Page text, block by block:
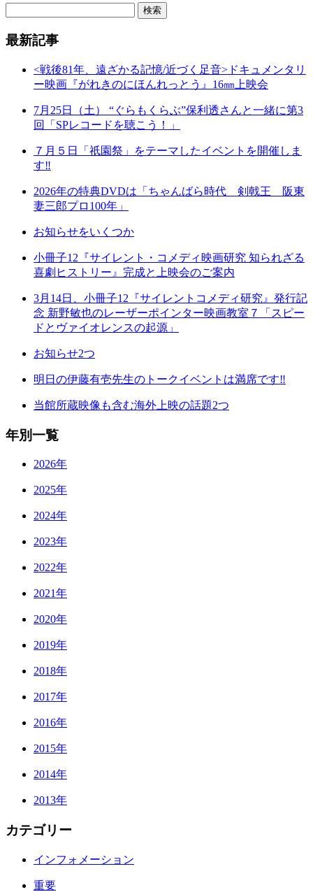
最新記事
<戦後81年、遠ざかる記憶/近づく足音>ドキュメンタリ
ー映画『がれきのにほんれっとう』16㎜上映会
7月25日（土） “ぐらもくらぶ”保利透さんと一緒に第3
回「SPレコードを聴こう！」
７月５日「祇園祭」をテーマしたイベントを開催しま
す‼
2026年の特典DVDは「ちゃんばら時代 剣戟王 阪東
妻三郎プロ100年」
お知らせをいくつか
小冊子12『サイレント・コメディ映画研究 知られざる
喜劇ヒストリー』完成と上映会のご案内
3月14日、小冊子12『サイレントコメディ研究』発行記
念 新野敏也のレーザーポインター映画教室７「スピー
ドとヴァイオレンスの起源」
お知らせ2つ
明日の伊藤有壱先生のトークイベントは満席です‼
当館所蔵映像も含む海外上映の話題2つ
年別一覧
2026年
2025年
2024年
2023年
2022年
2021年
2020年
2019年
2018年
2017年
2016年
2015年
2014年
2013年
カテゴリー
インフォメーション
重要